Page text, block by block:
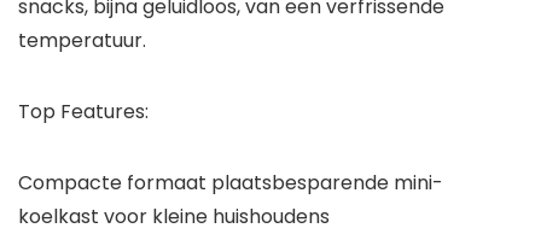
snacks, bijna geluidloos, van een verfrissende
temperatuur.
Top Features:
Compacte formaat plaatsbesparende mini-
koelkast voor kleine huishoudens